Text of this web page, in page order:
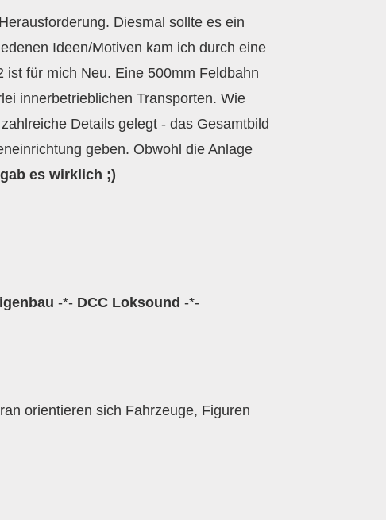
Diesmal sollte es ein
Ideen/Motiven kam ich durch eine
für mich Neu. Eine 500mm Feldbahn
innerbetrieblichen Transporten. Wie
Details gelegt - das Gesamtbild
geben. Obwohl die Anlage
es wirklich ;)
-*- DCC Loksound -*-
orientieren sich Fahrzeuge, Figuren